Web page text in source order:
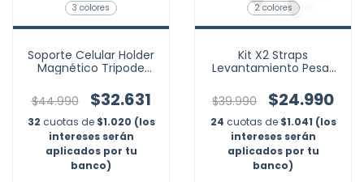
3 colores
Soporte Celular Holder
Magnético Tripode
$44.990
$32.631
32 cuotas de $1.020 (los
intereses serán
aplicados por tu
banco)
2 colores
Kit X2 Straps
Levantamiento Pesas
Crossfit
$39.990 $24.990
24 cuotas de $1.041 (los
intereses serán
aplicados por tu
banco)